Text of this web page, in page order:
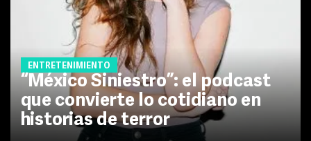
ENTRETENIMIENTO
“México Siniestro”: el podcast
que convierte lo cotidiano en
historias de terror